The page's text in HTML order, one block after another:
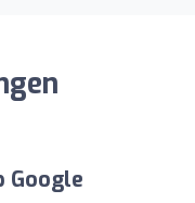
Google